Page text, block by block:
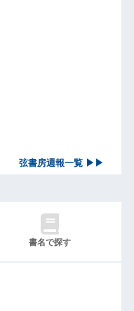
弦書房週報一覧 ▶▶
書名で探す